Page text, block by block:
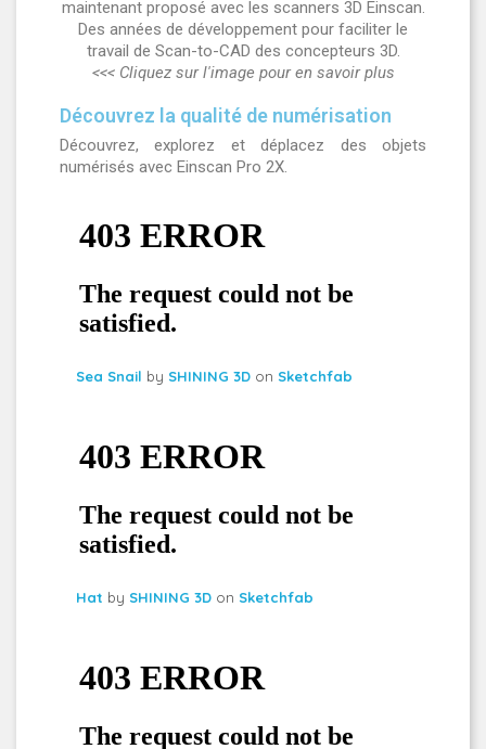
maintenant proposé avec les scanners 3D Einscan.
Des années de développement pour faciliter le
travail de Scan-to-CAD des concepteurs 3D.
<<< Cliquez sur l'image pour en savoir plus
Découvrez la qualité de numérisation
Découvrez, explorez et déplacez des objets
numérisés avec Einscan Pro 2X.
Sea Snail by SHINING 3D on Sketchfab
Hat by SHINING 3D on Sketchfab